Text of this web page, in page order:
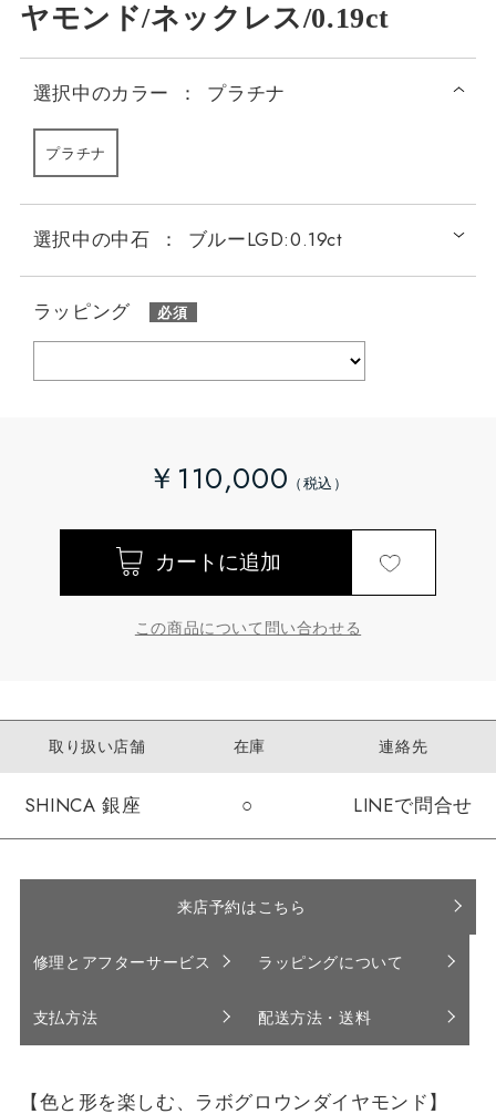
ヤモンド/ネックレス/0.19ct
選択中のカラー ： プラチナ
プラチナ
選択中の中石 ： ブルーLGD:0.19ct
ラッピング
￥110,000
この商品について問い合わせる
取り扱い店舗 在庫 連絡先
SHINCA 銀座 ○ LINEで問合せ
来店予約はこちら
修理とアフターサービス ラッピングについて
支払方法 配送方法・送料
【色と形を楽しむ、ラボグロウンダイヤモンド】